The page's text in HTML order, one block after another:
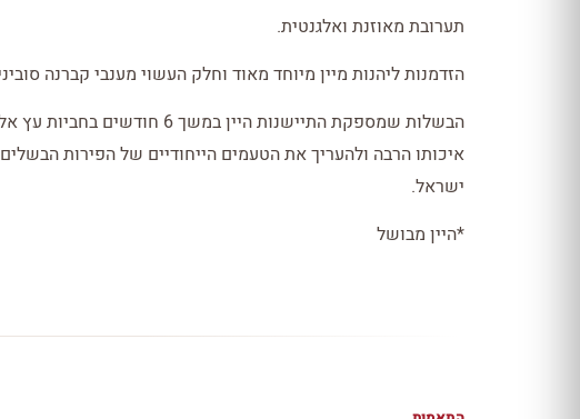
תערובת מאוזנת ואלגנטית.
הזדמנות ליהנות מיין מיוחד מאוד וחלק העשוי מענבי קברנה
הבשלות שמספקת התיישנות היין
איכותו הרבה ולהעריך את הטעמים הייחודיים של הפירות
ישראל.
*היין מבושל